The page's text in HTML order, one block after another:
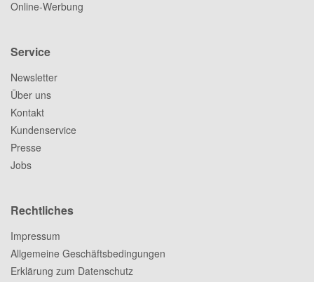
Online-Werbung
Service
Newsletter
Über uns
Kontakt
Kundenservice
Presse
Jobs
Rechtliches
Impressum
Allgemeine Geschäftsbedingungen
Erklärung zum Datenschutz